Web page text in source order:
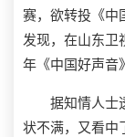
赛，欲转投《中
发现，在山东卫
年《中国好声音
据知情人士透
状不满，又看中